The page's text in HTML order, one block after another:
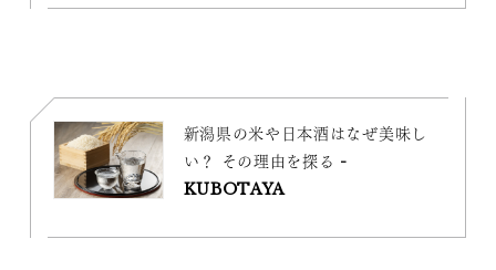
新潟県の米や日本酒はなぜ美味し
い？ その理由を探る -
KUBOTAYA